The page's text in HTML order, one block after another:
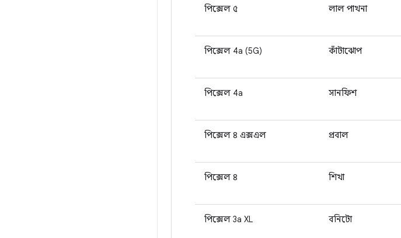
পিক্সেল ৫ লাল পাখনা
পিক্সেল 4a (5G) কাঁটাঝোপ
পিক্সেল 4a সানফিশ
পিক্সেল ৪ এক্সএল প্রবাল
পিক্সেল ৪ শিখা
পিক্সেল 3a XL বনিটো